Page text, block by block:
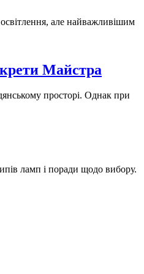
але найважливішим
Майстра
просторі. Однак при
ламп і поради щодо вибору.